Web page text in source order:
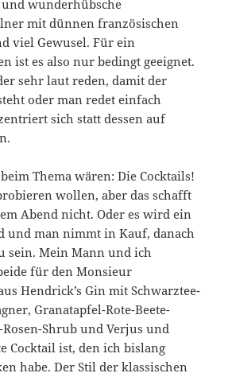
wunderhübsche
mit dünnen französischen
viel Gewusel. Für ein
ist es also nur bedingt geeignet.
sehr laut reden, damit der
oder man redet einfach
sich statt dessen auf
Thema wären: Die Cocktails!
wollen, aber das schafft
Abend nicht. Oder es wird ein
und man nimmt in Kauf, danach
sein. Mein Mann und ich
für den Monsieur
Hendrick’s Gin mit Schwarztee-
Granatapfel-Rote-Beete-
Rosen-Shrub und Verjus und
Cocktail ist, den ich bislang
habe. Der Stil der klassischen